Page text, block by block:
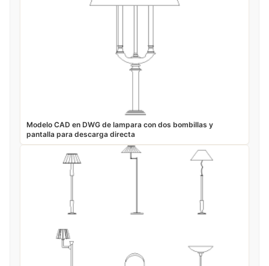
Modelo CAD en DWG de lampara con dos bombillas y
pantalla para descarga directa